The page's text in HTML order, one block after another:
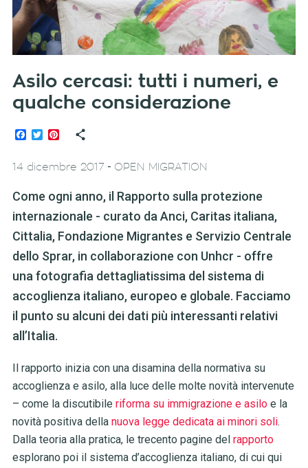
Asilo cercasi: tutti i numeri, e
qualche considerazione
Facebook
TwitterPinterest
14 dicembre 2017 - OPEN MIGRATION
Come ogni anno, il Rapporto sulla protezione
internazionale - curato da Anci, Caritas italiana,
Cittalia, Fondazione Migrantes e Servizio Centrale
dello Sprar, in collaborazione con Unhcr - offre
una fotografia dettagliatissima del sistema di
accoglienza italiano, europeo e globale. Facciamo
il punto su alcuni dei dati più interessanti relativi
all’Italia.
Il rapporto inizia con una disamina della normativa su
accoglienza e asilo, alla luce delle molte novità intervenute
– come la discutibile riforma su immigrazione e asiloe la
novità positiva della nuova legge dedicata ai minori soli.
Dalla teoria alla pratica, le trecento pagine del rapporto
esplorano poi il sistema d’accoglienza italiano, di cui qui